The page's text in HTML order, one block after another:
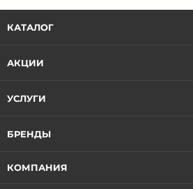
КАТАЛОГ
АКЦИИ
УСЛУГИ
БРЕНДЫ
КОМПАНИЯ